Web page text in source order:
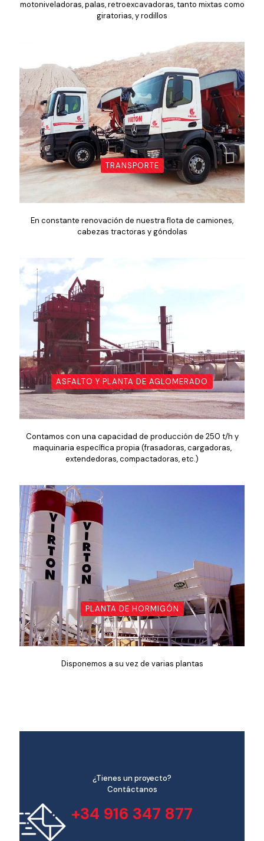
motoniveladoras, palas, retroexcavadoras, tanto mixtas como
giratorias, y rodillos
TRANSPORTE
En constante renovación de nuestra flota de camiones,
cabezas tractoras y góndolas
ASFALTO Y PLANTA DE AGLOMERADO
Contamos con una capacidad de producción de 250 t/h y
maquinaria específica propia (frasadoras, cargadoras,
extendedoras, compactadoras, etc.)
PLANTA DE HORMIGÓN
Disponemos a su vez de varias plantas
¿Tienes un proyecto?
Contáctanos
+34 916 347 877